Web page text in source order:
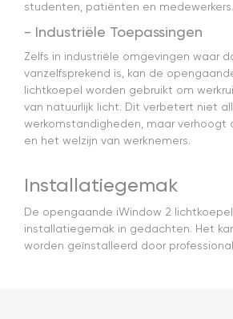
studenten, patiënten en medewerkers.
- Industriële Toepassingen
Zelfs in industriële omgevingen waar
vanzelfsprekend is, kan de
lichtkoepel worden gebruikt om
van natuurlijk licht. Dit verbetert niet
werkomstandigheden, maar verhoogt
en het welzijn van werknemers.
Installatiegemak
De opengaande iWindow 2
installatiegemak in gedachten. Het
worden geïnstalleerd door